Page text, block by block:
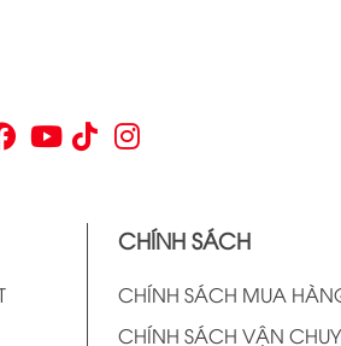
khả năng xử lý và
việc của mình.
CHÍNH SÁCH
CHÍNH SÁCH MUA
CHÍNH SÁCH VẬN